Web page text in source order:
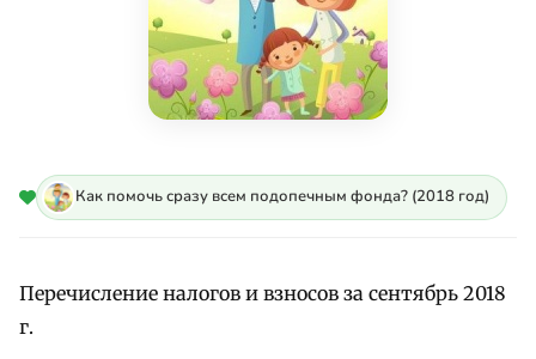
Как помочь сразу всем подопечным фонда? (2018 год)
Перечисление налогов и взносов за сентябрь 2018
г.